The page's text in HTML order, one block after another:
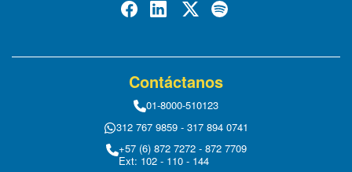
Contáctanos
01-8000-510123
312 767 9859 - 317 894 0741
+57 (6) 872 7272 - 872 7709
Ext: 102 - 110 - 144